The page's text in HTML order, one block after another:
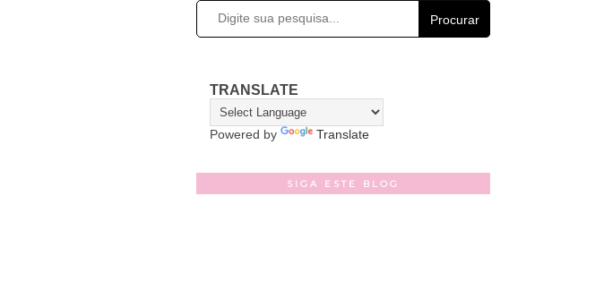
Procurar
TRANSLATE
Powered by Translate
SIGA ESTE BLOG